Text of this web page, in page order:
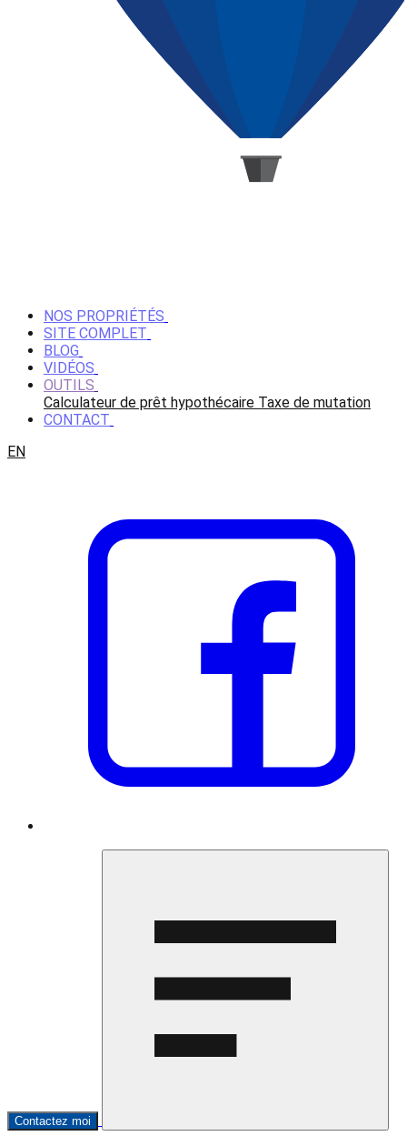
NOS PROPRIÉTÉS
SITE COMPLET
BLOG
VIDÉOS
OUTILS
Calculateur de prêt hypothécaire Taxe de mutation
CONTACT
EN
Contactez moi